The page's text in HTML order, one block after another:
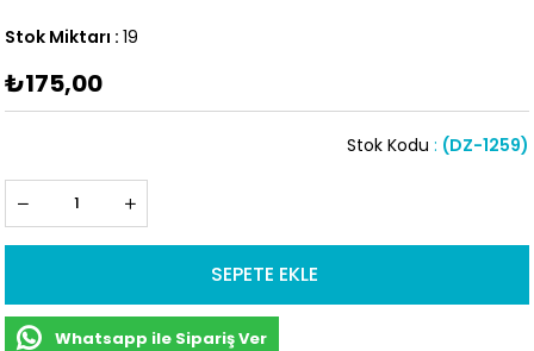
Stok Miktarı : 19
₺175,00
(DZ-1259)
Stok Kodu
Whatsapp ile Sipariş Ver